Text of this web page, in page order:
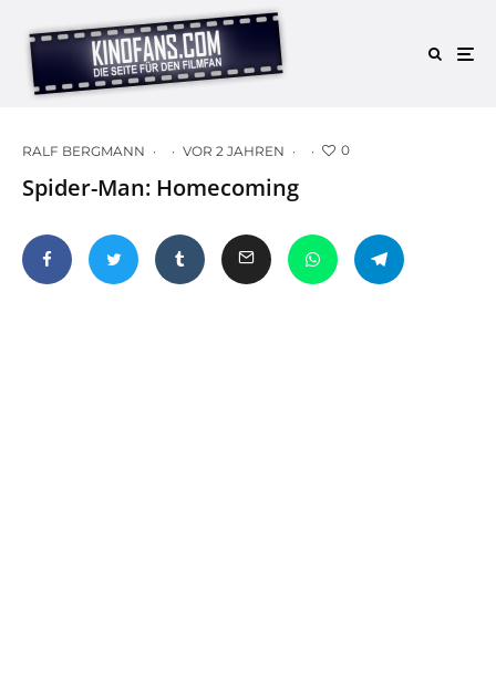
RALF BERGMANN · · VOR 2 JAHREN · · 0
Spider-Man: Homecoming